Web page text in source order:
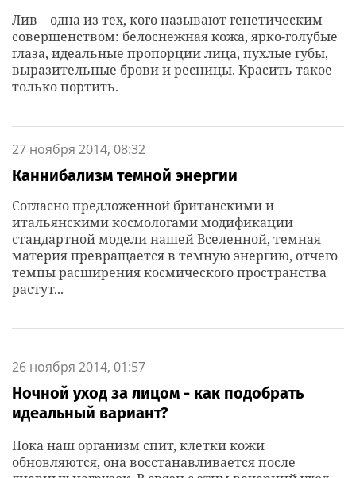
Лив – одна из тех, кого называют генетическим
совершенством: белоснежная кожа, ярко-голубые
глаза, идеальные пропорции лица, пухлые губы,
выразительные брови и ресницы. Красить такое –
только портить.
27 ноября 2014, 08:32
Каннибализм темной энергии
Согласно предложенной британскими и
итальянскими космологами модификации
стандартной модели нашей Вселенной, темная
материя превращается в темную энергию, отчего
темпы расширения космического пространства
растут...
26 ноября 2014, 01:57
Ночной уход за лицом - как подобрать
идеальный вариант?
Пока наш организм спит, клетки кожи
обновляются, она восстанавливается после